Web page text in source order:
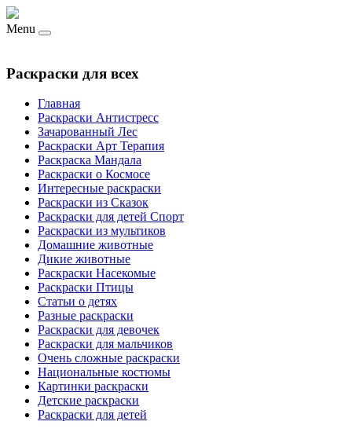
Menu
Раскраски для всех
Главная
Раскраски Антистресс
Зачарованный Лес
Раскраски Арт Терапия
Раскраска Мандала
Раскраски о Космосе
Интересные раскраски
Раскраски из Сказок
Раскраски для детей Спорт
Раскраски из мультиков
Домашние животные
Дикие животные
Раскраски Насекомые
Раскраски Птицы
Статьи о детях
Разные раскраски
Раскраски для девочек
Раскраски для мальчиков
Очень сложные раскраски
Национальные костюмы
Картинки раскраски
Детские раскраски
Раскраски для детей